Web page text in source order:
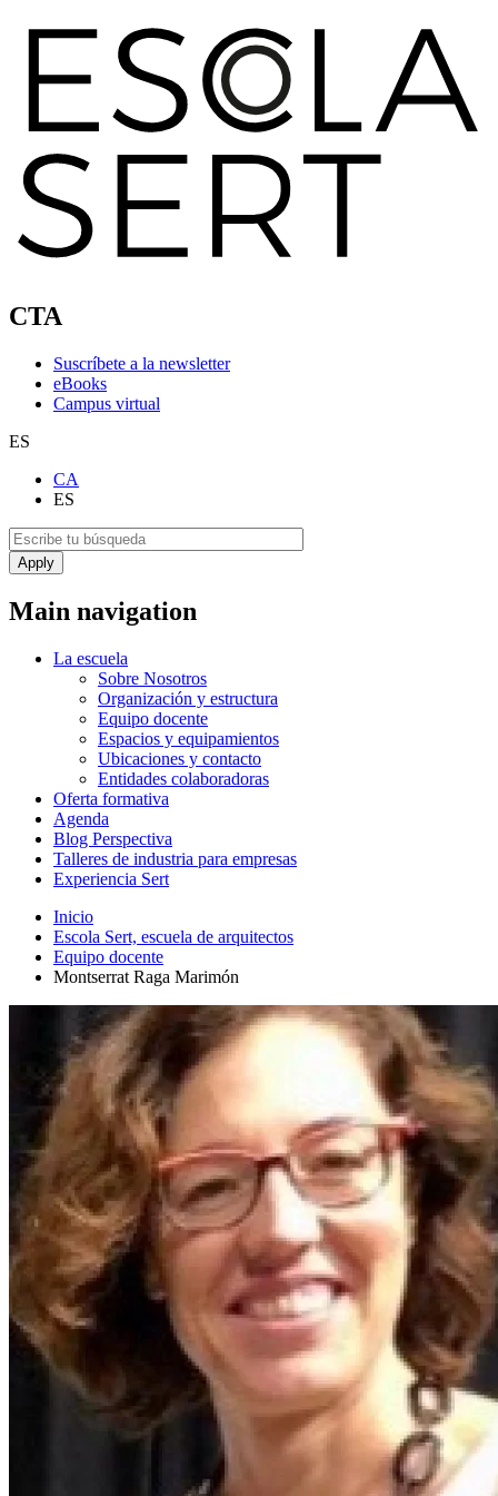
CTA
Suscríbete a la newsletter
eBooks
Campus virtual
ES
CA
ES
Main navigation
La escuela
Sobre Nosotros
Organización y estructura
Equipo docente
Espacios y equipamientos
Ubicaciones y contacto
Entidades colaboradoras
Oferta formativa
Agenda
Blog Perspectiva
Talleres de industria para empresas
Experiencia Sert
Inicio
Escola Sert, escuela de arquitectos
Equipo docente
Montserrat Raga Marimón